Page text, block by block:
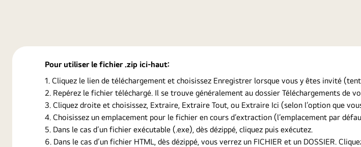
Pour utiliser le fichier .zip ici-haut:
Cliquez le lien de téléchargement et choisissez Enregistrer lorsque vous y êtes invité
Repérez le fichier téléchargé. Il se trouve généralement au dossier Téléchargements de
Cliquez droite et choisissez, Extraire, Extraire Tout, ou Extraire Ici (selon l’option que
Choisissez un emplacement pour le fichier en cours d’extraction (l’emplacement par
Dans le cas d’un fichier exécutable (.exe), dès dézippé, cliquez puis exécutez.
Dans le cas d’un fichier HTML, dès dézippé, vous verrez un FICHIER et un DOSSIER.